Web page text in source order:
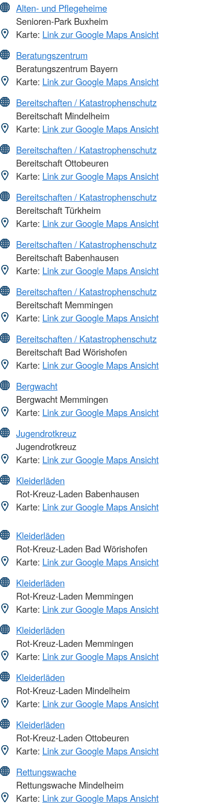
Alten- und Pflegeheime
Senioren-Park Buxheim
Karte: Link zur Google Maps Ansicht
Beratungszentrum
Beratungszentrum Bayern
Karte: Link zur Google Maps Ansicht
Bereitschaften / Katastrophenschutz
Bereitschaft Mindelheim
Karte: Link zur Google Maps Ansicht
Bereitschaften / Katastrophenschutz
Bereitschaft Ottobeuren
Karte: Link zur Google Maps Ansicht
Bereitschaften / Katastrophenschutz
Bereitschaft Türkheim
Karte: Link zur Google Maps Ansicht
Bereitschaften / Katastrophenschutz
Bereitschaft Babenhausen
Karte: Link zur Google Maps Ansicht
Bereitschaften / Katastrophenschutz
Bereitschaft Memmingen
Karte: Link zur Google Maps Ansicht
Bereitschaften / Katastrophenschutz
Bereitschaft Bad Wörishofen
Karte: Link zur Google Maps Ansicht
Bergwacht
Bergwacht Memmingen
Karte: Link zur Google Maps Ansicht
Jugendrotkreuz
Jugendrotkreuz
Karte: Link zur Google Maps Ansicht
Kleiderläden
Rot-Kreuz-Laden Babenhausen
Karte: Link zur Google Maps Ansicht
Kleiderläden
Rot-Kreuz-Laden Bad Wörishofen
Karte: Link zur Google Maps Ansicht
Kleiderläden
Rot-Kreuz-Laden Memmingen
Karte: Link zur Google Maps Ansicht
Kleiderläden
Rot-Kreuz-Laden Memmingen
Karte: Link zur Google Maps Ansicht
Kleiderläden
Rot-Kreuz-Laden Mindelheim
Karte: Link zur Google Maps Ansicht
Kleiderläden
Rot-Kreuz-Laden Ottobeuren
Karte: Link zur Google Maps Ansicht
Rettungswache
Rettungswache Mindelheim
Karte: Link zur Google Maps Ansicht